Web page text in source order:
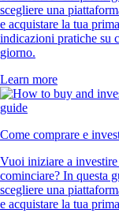
scegliere una
e acquistare la tua
indicazioni pratiche su
giorno.
Learn more
Come comprare e
Vuoi iniziare a
cominciare? In questa
scegliere una
e acquistare la tua